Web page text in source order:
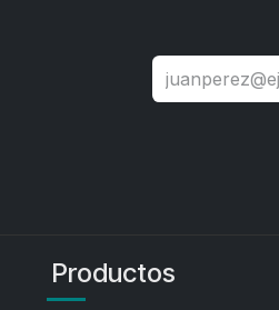
Productos